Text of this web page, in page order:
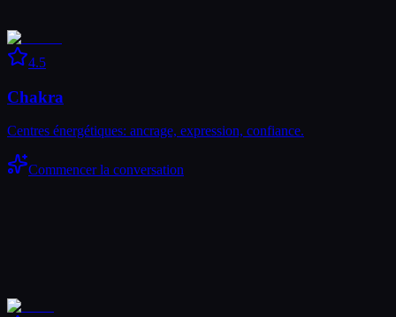
4.5
Chakra
Centres énergétiques: ancrage, expression, confiance.
Commencer la conversation